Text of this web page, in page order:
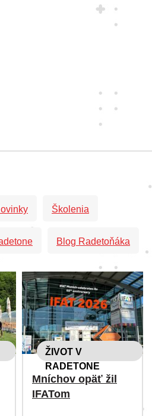
Školenia
Blog Radetoňáka
ŽIVOT V
RADETONE
Mníchov opäť žil
IFATom